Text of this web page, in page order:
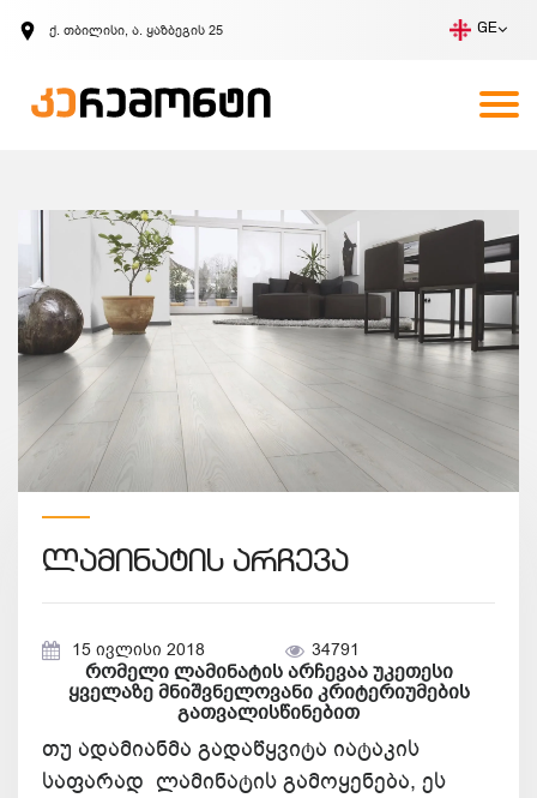
ქ. თბილისი, ა. ყაზბეგის 25 GE
ზარის მოთხოვნა
ლამინატის არჩევა
15 ივლისი 2018 34791
რომელი ლამინატის არჩევაა უკეთესი
ყველაზე მნიშვნელოვანი კრიტერიუმების
გათვალისწინებით
თუ ადამიანმა გადაწყვიტა იატაკის
საფარად ლამინატის გამოყენება, ეს